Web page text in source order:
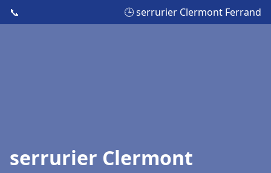
📞 🕒 serrurier Clermont Ferrand
serrurier Clermont